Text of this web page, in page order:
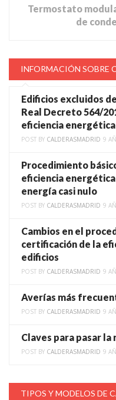
Termostato
de
INFORMACIÓN SOBRE
Edificios excluidos
Real Decreto 564/
eficiencia energética
POST BY CALDERASMADRID 9
Procedimiento
eficiencia
energía casi nulo
POST BY CALDERASMADRID 9
Cambios en el
certificación de la
edificios
POST BY CALDERASMADRID 9
Averías más
POST BY CALDERASMADRID 9
Claves para pasar
POST BY CALDERASMADRID 9
TIPOS Y MODELOS DE